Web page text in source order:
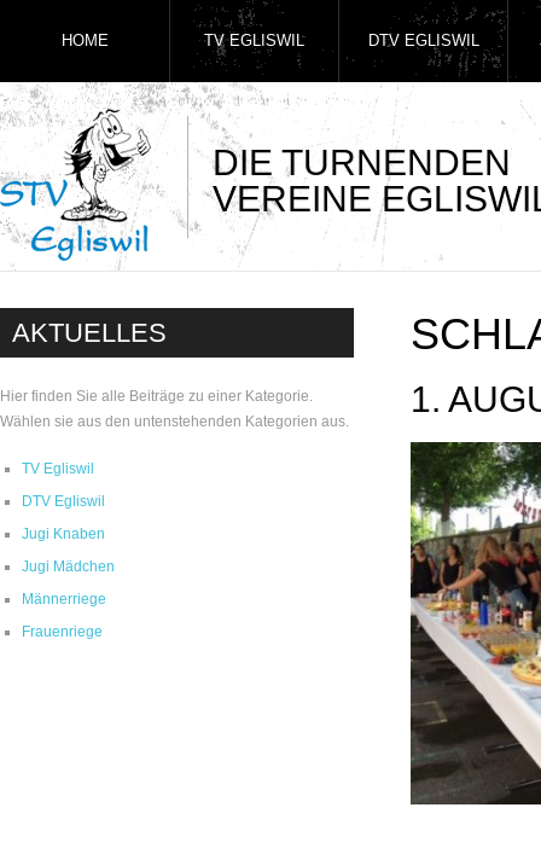
DIE TURNENDEN
VEREINE
HOME TV EGLISWIL DTV EGLISWIL
AKTUELLES
Hier finden Sie alle Beiträge zu einer Kategorie.
Wählen sie aus den untenstehenden Kategorien aus.
TV Egliswil
DTV Egliswil
Jugi Knaben
Jugi Mädchen
Männerriege
Frauenriege
1.